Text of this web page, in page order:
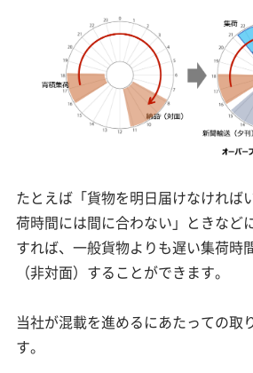
たとえば「貨物を明日届けなければ
荷時間には間に合わない」ときなど
すれば、一般貨物よりも遅い集荷時
（非対面）することができます。
当社が混載を進めるにあたっての取
す。